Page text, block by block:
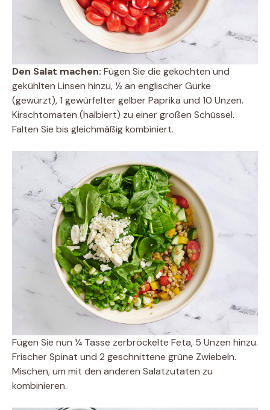
Den Salat machen: Fügen Sie die gekochten und
gekühlten Linsen hinzu, ½ an englischer Gurke
(gewürzt), 1 gewürfelter gelber Paprika und 10 Unzen.
Kirschtomaten (halbiert) zu einer großen Schüssel.
Falten Sie bis gleichmäßig kombiniert.
Fügen Sie nun ¼ Tasse zerbröckelte Feta, 5 Unzen hinzu.
Frischer Spinat und 2 geschnittene grüne Zwiebeln.
Mischen, um mit den anderen Salatzutaten zu
kombinieren.